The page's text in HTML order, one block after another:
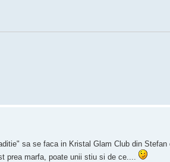
sa se faca in Kristal Glam Club din
prea marfa, poate unii stiu si de ce....